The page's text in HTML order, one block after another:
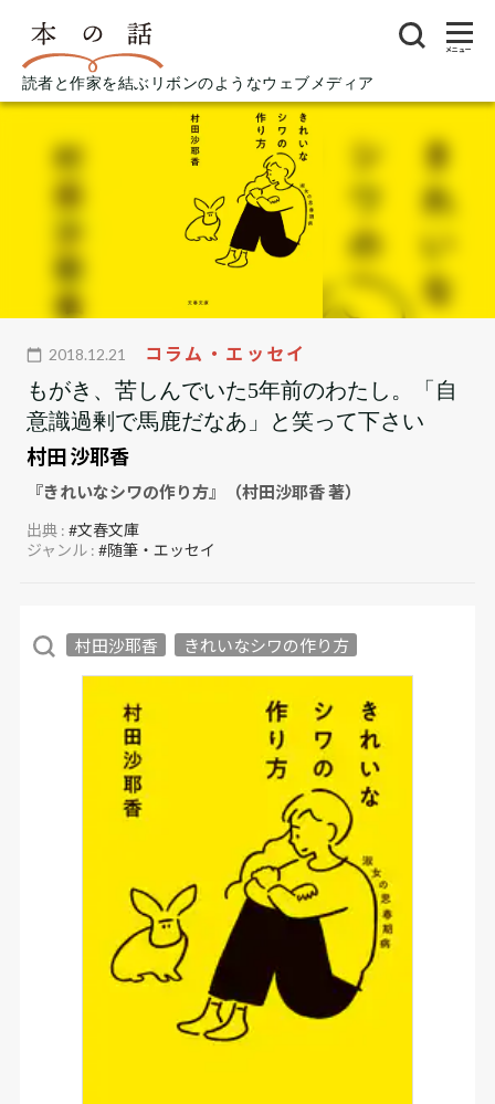
読者と作家を結ぶリボンのようなウェブメディア
メニュー
2018.12.21 コラム・エッセイ
もがき、苦しんでいた5年前のわたし。「自
意識過剰で馬鹿だなあ」と笑って下さい
村田 沙耶香
『きれいなシワの作り方』（村田沙耶香 著）
出典 :#文春文庫
ジャンル :#随筆・エッセイ
村田沙耶香 きれいなシワの作り方